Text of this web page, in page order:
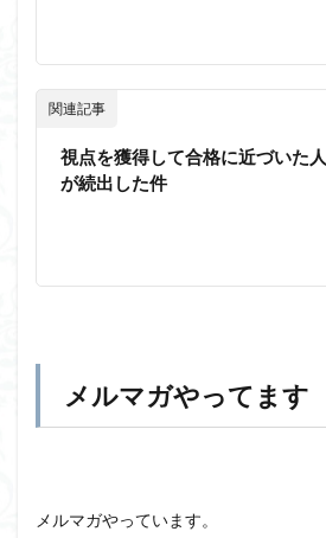
関連記事
視点を獲得して合格に近づいた人
が続出した件
メルマガやってます
メルマガやっています。